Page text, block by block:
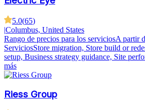
5.0(65)
|Columbus, United States
Rango de precios para los serviciosA partir
ServiciosStore migration, Store build or
setup, Business strategy guidance, Site
más
Riess Group